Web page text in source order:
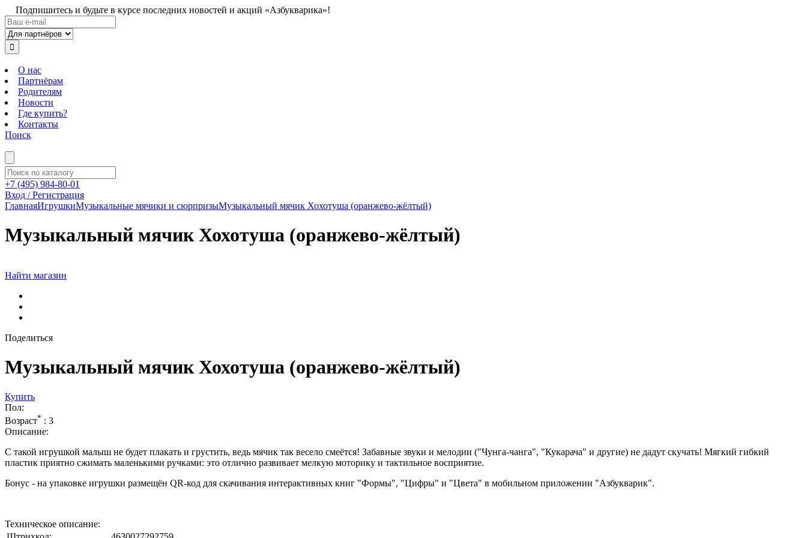
Подпишитесь и будьте в курсе последних новостей и акций «Азбукварика»!
О нас
Партнёрам
Родителям
Новости
Где купить?
Контакты
Поиск
+7 (495) 984-80-01
Вход / Регистрация
ГлавнаяИгрушкиМузыкальные мячики и сюрпризыМузыкальный мячик Хохотуша (оранжево-жёлтый)
Музыкальный мячик Хохотуша (оранжево-жёлтый)
Найти магазин
Поделиться
Музыкальный мячик Хохотуша (оранжево-жёлтый)
Купить
Пол:
Возраст* : 3
Описание:
С такой игрушкой малыш не будет плакать и грустить, ведь мячик так весело смеётся! Забавные звуки и мелодии ("Чунга-чанга", "Кукарача" и другие) не дадут скучать! Мягкий гибкий
пластик приятно сжимать маленькими ручками: это отлично развивает мелкую моторику и тактильное восприятие.
Бонус - на упаковке игрушки размещён QR-код для скачивания интерактивных книг "Формы", "Цифры" и "Цвета" в мобильном приложении "Азбукварик".
Техническое описание: